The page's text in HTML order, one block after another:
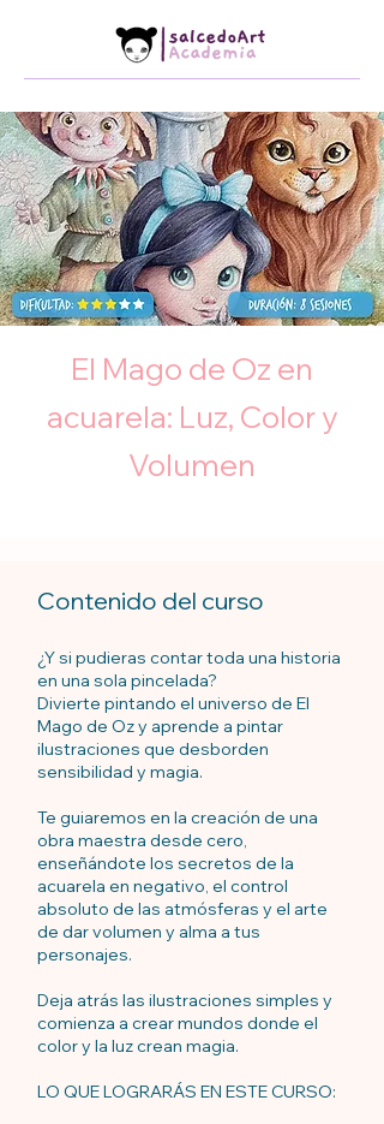
El Mago de Oz en
acuarela: Luz, Color y
Volumen
Contenido del curso
¿Y si pudieras contar toda una historia
en una sola pincelada?
Divierte pintando el universo de El
Mago de Oz y aprende a pintar
ilustraciones que desborden
sensibilidad y magia.
Te guiaremos en la creación de una
obra maestra desde cero,
enseñándote los secretos de la
acuarela en negativo, el control
absoluto de las atmósferas y el arte
de dar volumen y alma a tus
personajes.
Deja atrás las ilustraciones simples y
comienza a crear mundos donde el
color y la luz crean magia.
LO QUE LOGRARÁS EN ESTE CURSO: